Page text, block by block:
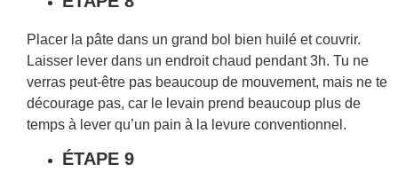
Placer la pâte dans un grand bol bien huilé et couvrir.
Laisser lever dans un endroit chaud pendant 3h. Tu ne
verras peut-être pas beaucoup de mouvement, mais ne te
décourage pas, car le levain prend beaucoup plus de
temps à lever qu’un pain à la levure conventionnel.
ÉTAPE 9